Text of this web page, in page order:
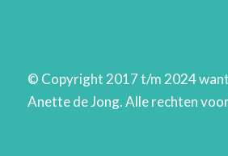
© Copyright 2017 t/m 2024
Anette de Jong. Alle rechten